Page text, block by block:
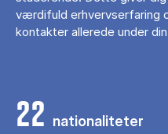
værdifuld erhvervserfaring
kontakter allerede under
22 nationaliteter